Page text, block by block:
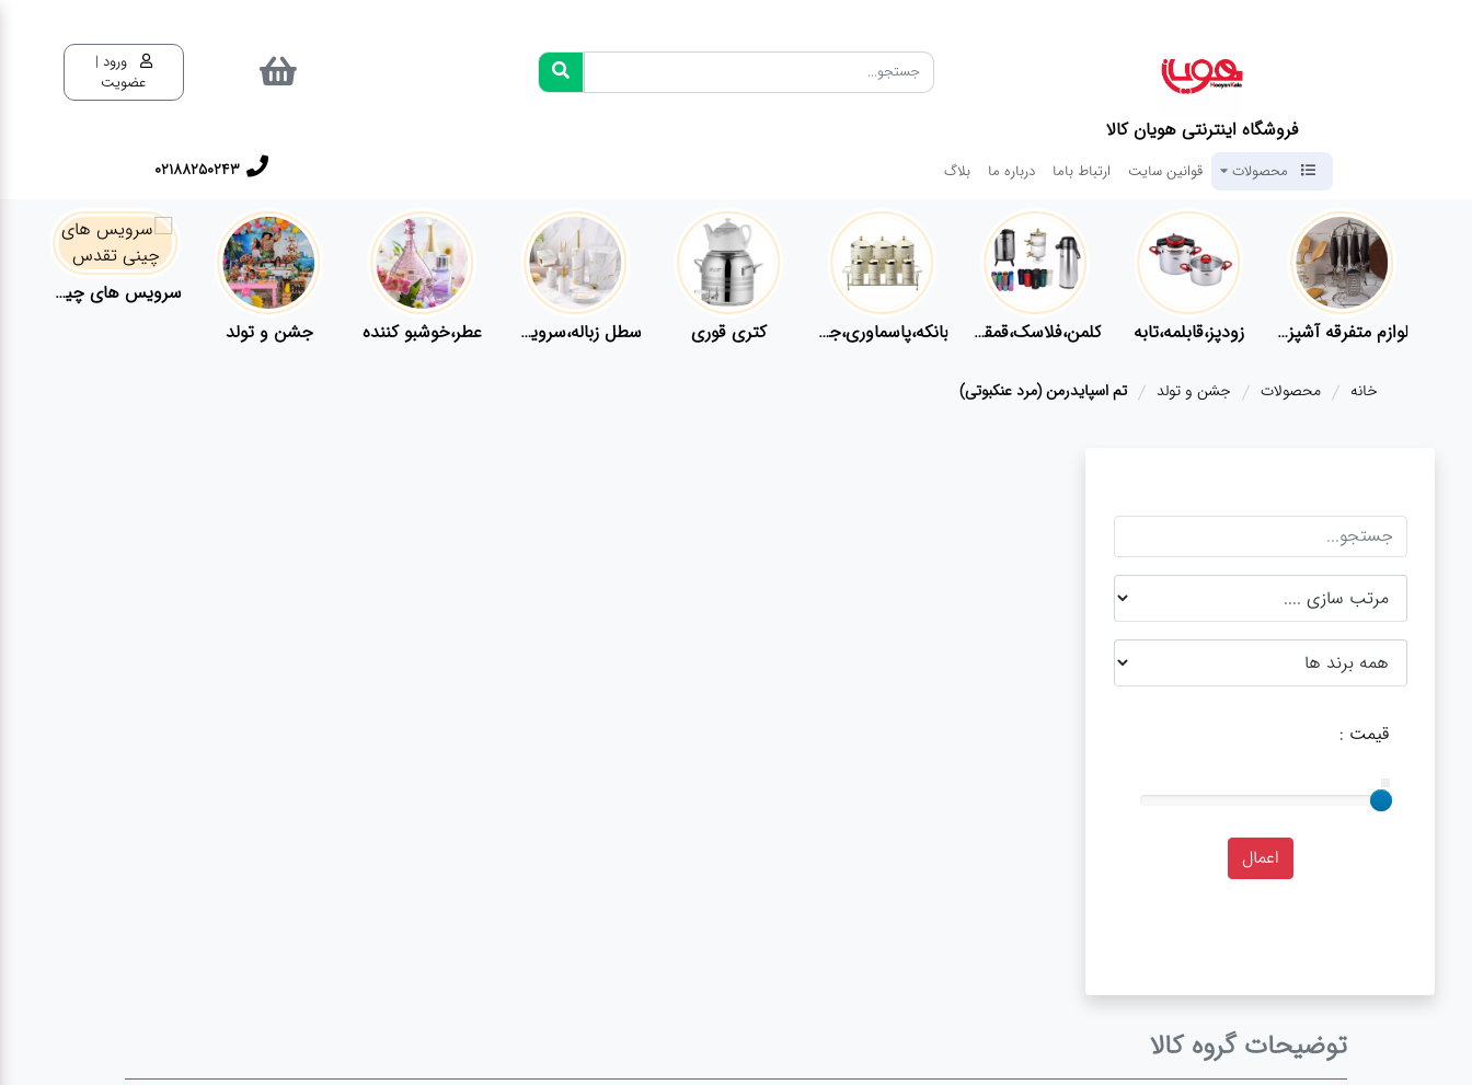
فروشگاه اینترنتی هویان کالا
ورود |
عضویت
محصولات قوانین سایت ارتباط باما درباره ما بلاگ 02188250243
لوازم متفرقه آشپزخانه زودپز،قابلمه،تابه کلمن،فلاسک،قمقمه بانکه،پاسماوری،جا ادویه کتری قوری سطل زباله،سرویس بهداشتی،حمام عطر،خوشبو کننده جشن و تولد
سرویس های چینی تقدس
خانه محصولات جشن و تولد تم اسپایدرمن (مرد عنکبوتی)
قیمت :
توضیحات گروه کالا